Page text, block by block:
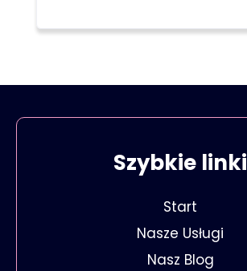
Szybkie linki
Start
Nasze Usługi
Nasz Blog